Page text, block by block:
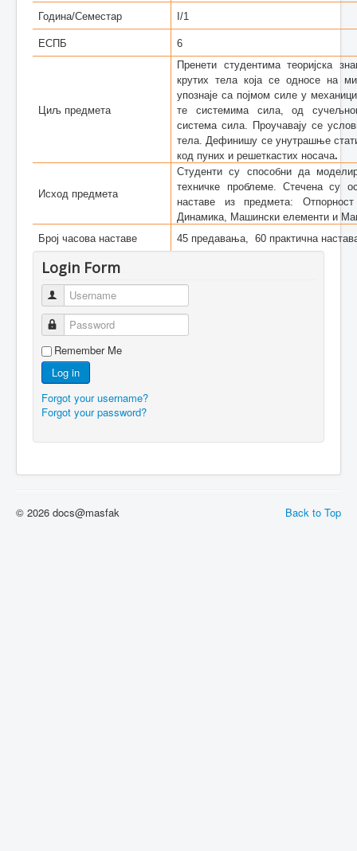
Година/Семестар I/1
ЕСПБ 6
Циљ предмета
Пренети студентима теоријска
крутих тела која се односе на
упознаје са појмом силе у
те системима сила, од
система сила. Проучавају се
тела. Дефинишу се унутрашње
код пуних и решеткастих носача.
Исход предмета
Студенти су способни да
техничке проблеме. Стечена су
наставе из предмета:
Динамика, Машински елементи и
Број часова наставе
45 предавања, 60 практична
Login Form
Username
Password
Remember Me
Log in
Forgot your username?
Forgot your password?
Back to Top
© 2026 docs@masfak